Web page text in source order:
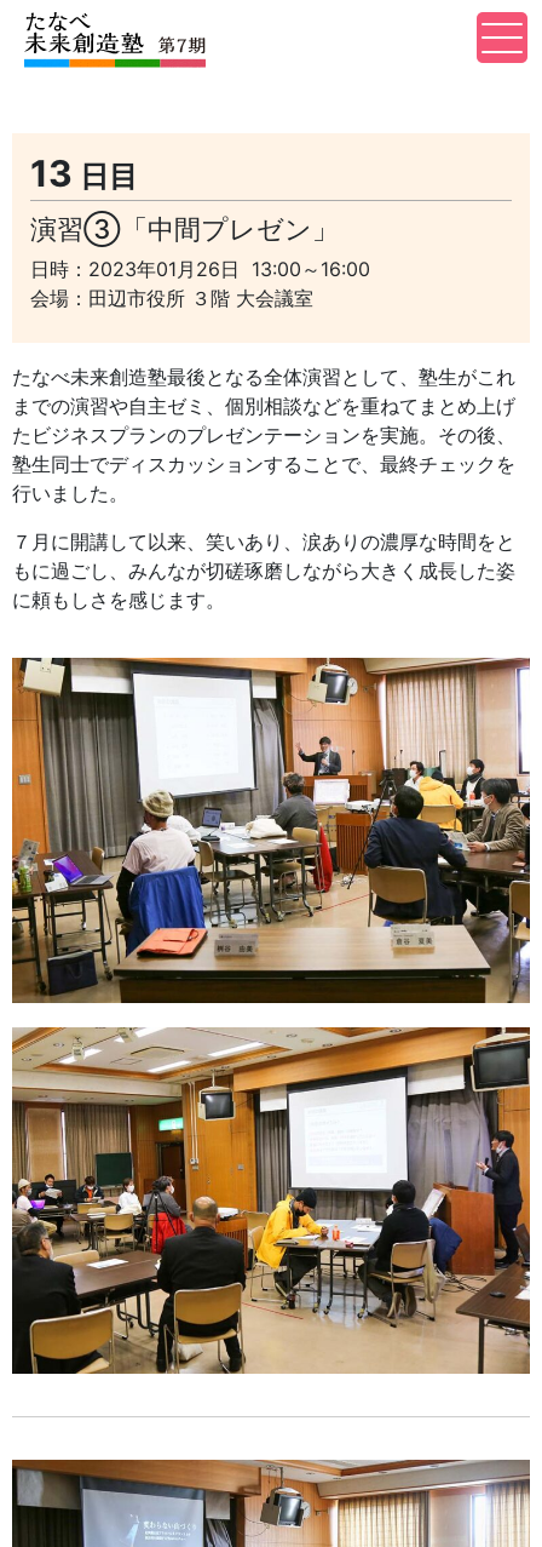
13 日目
演習③「中間プレゼン」
日時：2023年01月26日 13:00～16:00
会場：田辺市役所 ３階 大会議室
たなべ未来創造塾最後となる全体演習として、塾生がこれ
までの演習や自主ゼミ、個別相談などを重ねてまとめ上げ
たビジネスプランのプレゼンテーションを実施。その後、
塾生同士でディスカッションすることで、最終チェックを
行いました。
７月に開講して以来、笑いあり、涙ありの濃厚な時間をと
もに過ごし、みんなが切磋琢磨しながら大きく成長した姿
に頼もしさを感じます。